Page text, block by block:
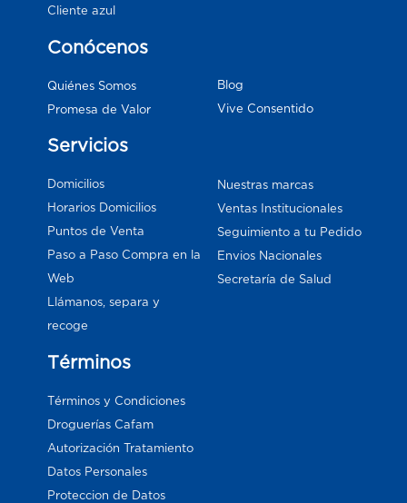
Cliente azul
Conócenos
Quiénes Somos
Promesa de Valor
Blog
Vive Consentido
Servicios
Domicilios
Horarios Domicilios
Puntos de Venta
Paso a Paso Compra en la
Web
Llámanos, separa y
recoge
Nuestras marcas
Ventas Institucionales
Seguimiento a tu Pedido
Envios Nacionales
Secretaría de Salud
Términos
Términos y Condiciones
Droguerías Cafam
Autorización Tratamiento
Datos Personales
Proteccion de Datos